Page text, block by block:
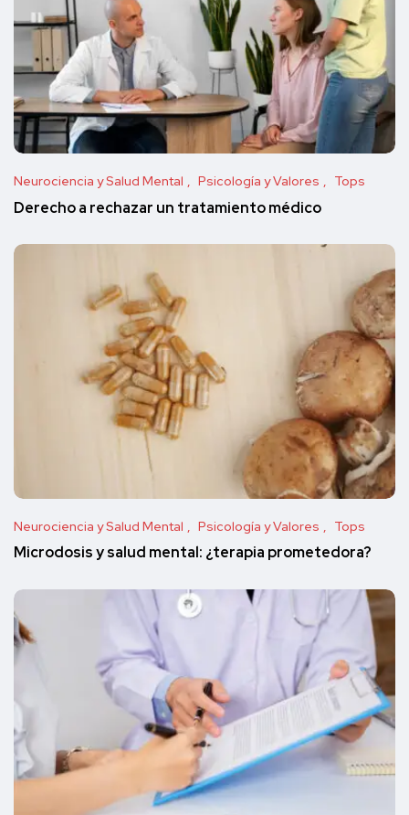
Neurociencia y Salud Mental Psicología y Valores Tops
Derecho a rechazar un tratamiento médico
Neurociencia y Salud Mental Psicología y Valores Tops
Microdosis y salud mental: ¿terapia prometedora?